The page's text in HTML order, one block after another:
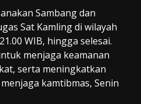
Sambang dan
Sat Kamling di wilayah
WIB, hingga selesai.
menjaga keamanan
serta meningkatkan
kamtibmas, Senin